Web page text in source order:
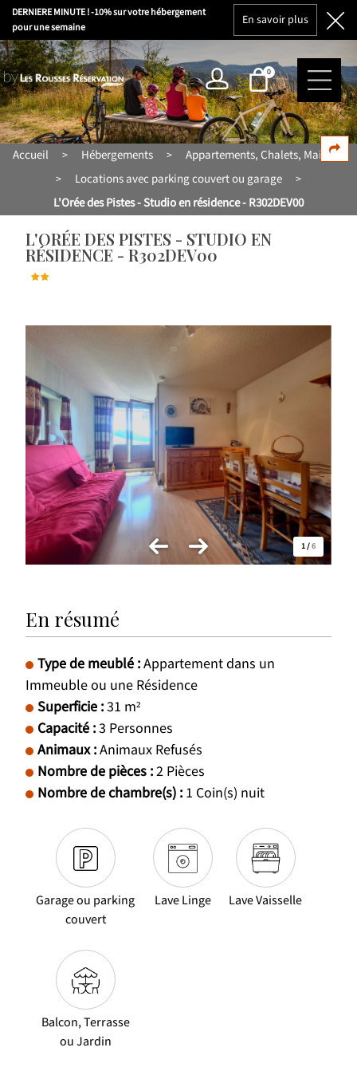
DERNIERE MINUTE ! -10% sur votre hébergement
pour une semaine
En savoir plus
0
Accueil > Hébergements > Appartements, Chalets, Maisons
> Locations avec parking couvert ou garage >
L'Orée des Pistes - Studio en résidence - R302DEV00
L'ORÉE DES PISTES - STUDIO EN
RÉSIDENCE - R302DEV00
1/6
En résumé
Type de meublé :Appartement dans un
Immeuble ou une Résidence
Superficie :31 m²
Capacité :3 Personnes
Animaux:Animaux Refusés
Nombre de pièces :2 Pièces
Nombre de chambre(s) : 1 Coin(s) nuit
Garage ou parking
couvert
Lave Linge Lave Vaisselle
Balcon, Terrasse
ou Jardin